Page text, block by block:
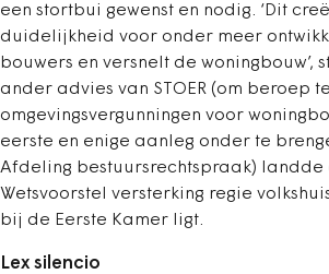
een stortbui gewenst en nodig. ‘Dit
duidelijkheid voor onder meer
bouwers en versnelt de woningbouw’,
ander advies van STOER (om beroep
omgevingsvergunningen voor
eerste en enige aanleg onder te
Afdeling bestuursrechtspraak)
Wetsvoorstel versterking regie
bij de Eerste Kamer ligt.
Lex silencio